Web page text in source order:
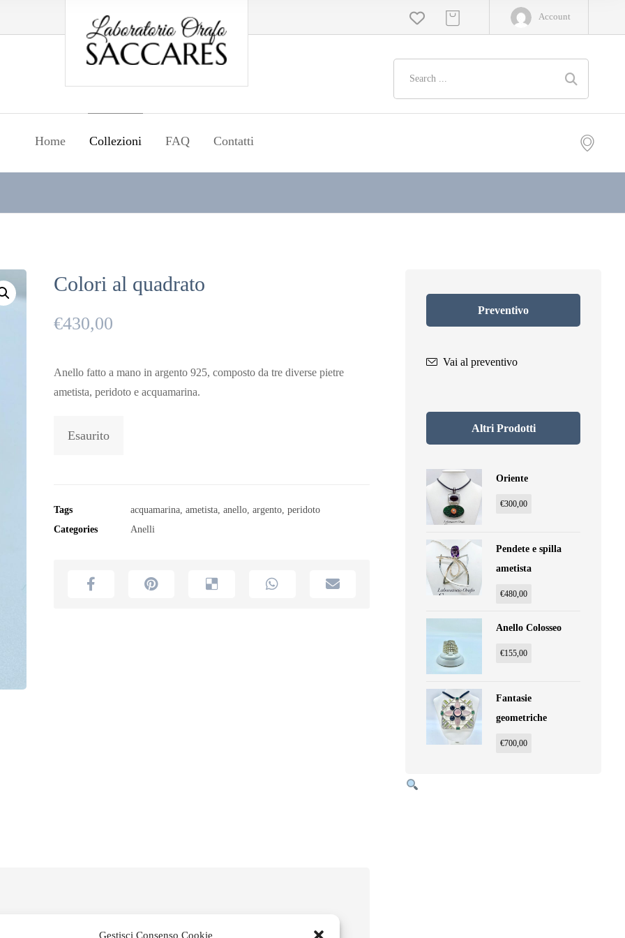
Gestisci Consenso Cookie
Account
Home Collezioni FAQ Contatti
Colori al quadrato
€430,00
Anello fatto a mano in argento 925, composto da tre diverse pietre
ametista, peridoto e acquamarina.
Esaurito
Tags acquamarina, ametista, anello, argento, peridoto
Categories
Anelli
Preventivo
Vai al preventivo
Altri Prodotti
Oriente
€300,00
Pendete e spilla
ametista
€480,00
Anello Colosseo
€155,00
Fantasie
geometriche
€700,00